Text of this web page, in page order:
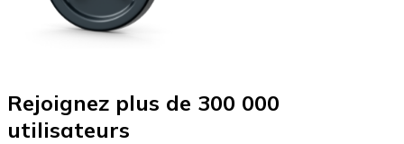
Rejoignez plus de 300 000
utilisateurs